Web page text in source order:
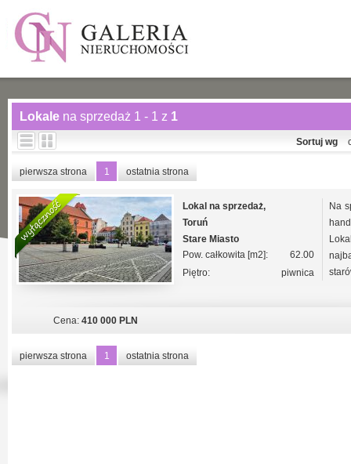
Lokale na sprzedaż 1 - 1 z 1
Sortuj wg
pierwsza strona 1 ostatnia strona
Lokal na sprzedaż,
Toruń
Stare Miasto
Pow. całkowita [m2]:
62.00
Piętro:
piwnica
Na
Cena: 410 000 PLN
pierwsza strona 1 ostatnia strona